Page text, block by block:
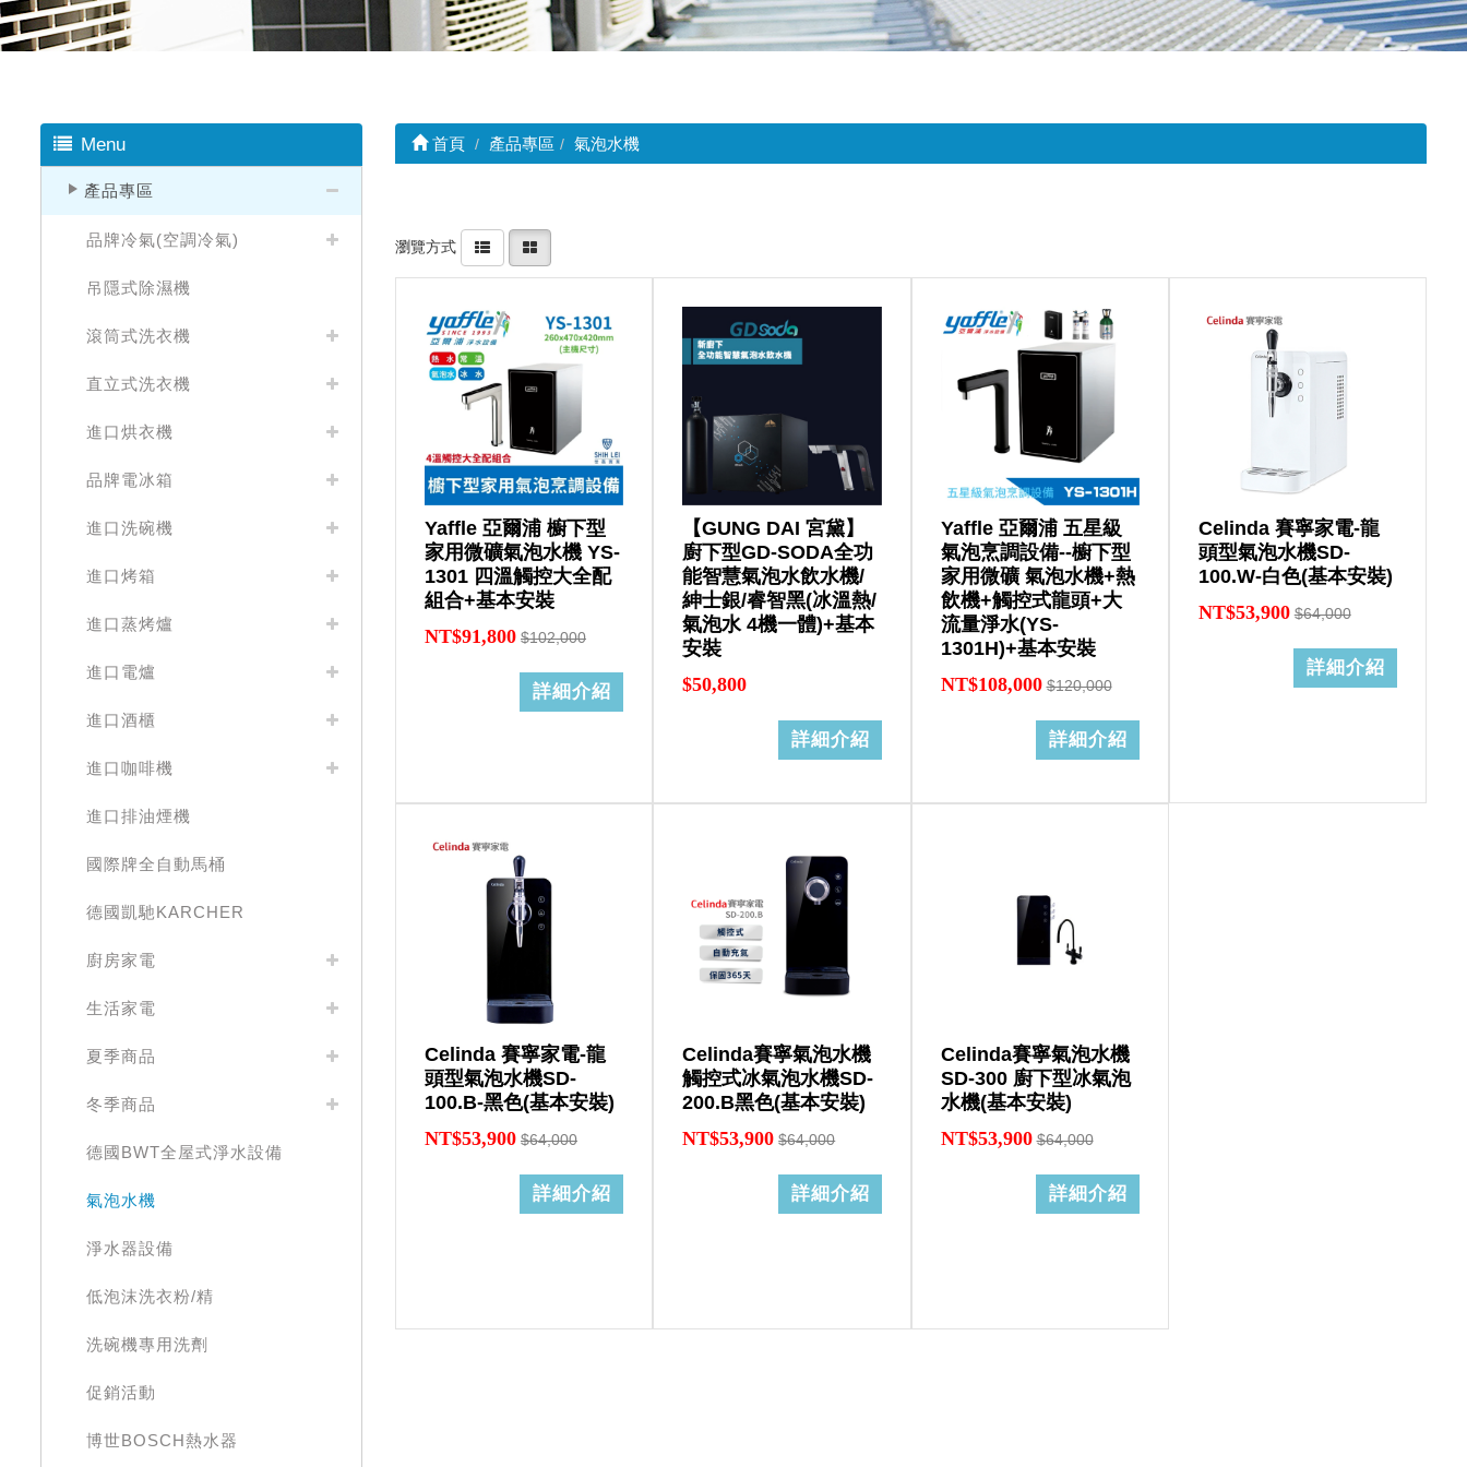
Menu
產品專區
品牌冷氣(空調冷氣)
吊隱式除濕機
滾筒式洗衣機
直立式洗衣機
進口烘衣機
品牌電冰箱
進口洗碗機
進口烤箱
進口蒸烤爐
進口電爐
進口酒櫃
進口咖啡機
進口排油煙機
國際牌全自動馬桶
德國凱馳KARCHER
廚房家電
生活家電
夏季商品
冬季商品
德國BWT全屋式淨水設備
氣泡水機
淨水器設備
低泡沫洗衣粉/精
洗碗機專用洗劑
促銷活動
博世BOSCH熱水器
首頁 產品專區 氣泡水機
瀏覽方式
Yaffle 亞爾浦 櫥下型
家用微礦氣泡水機 YS-
1301 四溫觸控大全配
組合+基本安裝
NT$91,800 $102,000
詳細介紹
【GUNG DAI 宮黛】
廚下型GD-SODA全功
能智慧氣泡水飲水機/
紳士銀/睿智黑(冰溫熱/
氣泡水 4機一體)+基本
安裝
$50,800
詳細介紹
Yaffle 亞爾浦 五星級
氣泡烹調設備--櫥下型
家用微礦 氣泡水機+熱
飲機+觸控式龍頭+大
流量淨水(YS-
1301H)+基本安裝
NT$108,000 $120,000
詳細介紹
Celinda 賽寧家電-龍
頭型氣泡水機SD-
100.W-白色(基本安裝)
NT$53,900 $64,000
詳細介紹
Celinda 賽寧家電-龍
頭型氣泡水機SD-
100.B-黑色(基本安裝)
NT$53,900 $64,000
詳細介紹
Celinda賽寧氣泡水機
觸控式冰氣泡水機SD-
200.B黑色(基本安裝)
NT$53,900 $64,000
詳細介紹
Celinda賽寧氣泡水機
SD-300 廚下型冰氣泡
水機(基本安裝)
NT$53,900 $64,000
詳細介紹